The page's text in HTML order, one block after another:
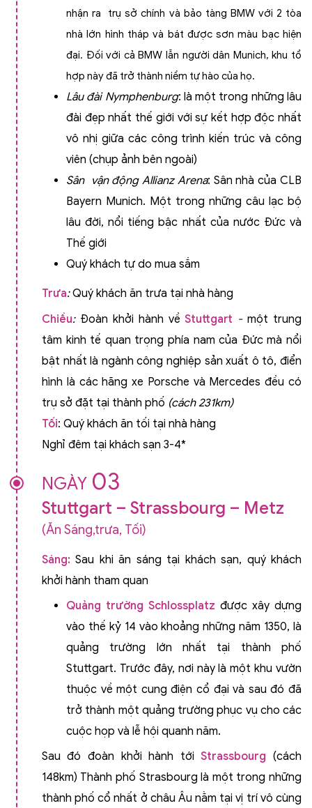
nhận ra
trụ sở chính và bảo tàng BMW với 2 tòa
nhà lớn hình tháp và bát được sơn màu bạc hiện
đại. Đối với cả BMW lẫn người dân Munich, khu tổ
hợp này đã trở thành niềm tự hào của họ.
Lâu đài Nymphenburg: là một trong những lâu
đài đẹp nhất thế giới với sự kết hợp độc nhất
vô nhị giữa các công trình kiến trúc và công
viên (chụp ảnh bên ngoài)
Sân vận động Allianz Arena: Sân nhà của CLB
Bayern Munich. Một trong những câu lạc bộ
lâu đời, nổi tiếng bậc nhất của nước Đức và
Thế giới
Quý khách tự do mua sắm
Trưa:Quý khách ăn trưa tại nhà hàng
Chiều: Đoàn khởi hành vềStuttgart -một trung
tâm kinh tế quan trọng phía nam của Đức mà nổi
bật nhất là ngành công nghiệp sản xuất ô tô, điển
hình là các hãng xe Porsche và Mercedes đều có
trụ sở đặt tại thành phố (cách 231km)
Tối: Quý khách ăn tối tại nhà hàng
Nghỉ đêm tại khách sạn 3-4*
NGÀY 03
Stuttgart – Strassbourg – Metz
(Ăn Sáng,trưa, Tối)
Sáng: Sau khi ăn sáng tại khách sạn, quý khách
khởi hành tham quan
Quảng trường Schlossplatz được xây dựng
vào thế kỷ 14 vào khoảng những năm 1350, là
quảng trường lớn nhất tại thành phố
Stuttgart. Trước đây, nơi này là một khu vườn
thuộc về một cung điện cổ đại và sau đó đã
trở thành một quảng trường phục vụ cho các
cuộc họp và lễ hội quanh năm.
Sau đó đoàn khởi hành tớiStrassbourg (cách
148km) Thành phố Strasbourg là một trong những
thành phố cổ nhất ở châu Âu nằm tại vị trí vô cùng